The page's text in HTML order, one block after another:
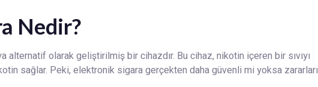
Nedir?
olarak geliştirilmiş bir cihazdır. Bu cihaz, nikotin içeren bir sıvıyı
sağlar. Peki, elektronik sigara gerçekten daha güvenli mi yoksa zararları